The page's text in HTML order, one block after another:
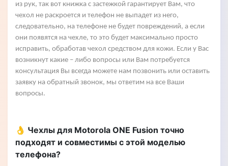
из рук, так вот книжка с застежкой гарантирует Вам, что
чехол не раскроется и телефон не выпадет из него,
следовательно, на телефоне не будет повреждений, а если
они появятся на чехле, то это будет максимально просто
исправить, обработав чехол средством для кожи. Если у Вас
возникнут какие – либо вопросы или Вам потребуется
консультация Вы всегда можете нам позвонить или оставить
заявку на обратный звонок, мы ответим на все Ваши
вопросы.
👌 Чехлы для Motorola ONE Fusion точно
подходят и совместимы с этой моделью
телефона?